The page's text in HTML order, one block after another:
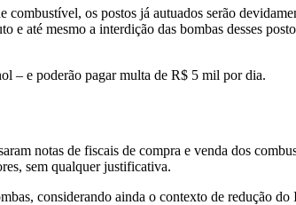
os postos já autuados serão
e até mesmo a interdição das bombas desses
– e poderão pagar multa de R$ 5 mil por dia.
notas de fiscais de compra e venda dos
sem qualquer justificativa.
considerando ainda o contexto de redução